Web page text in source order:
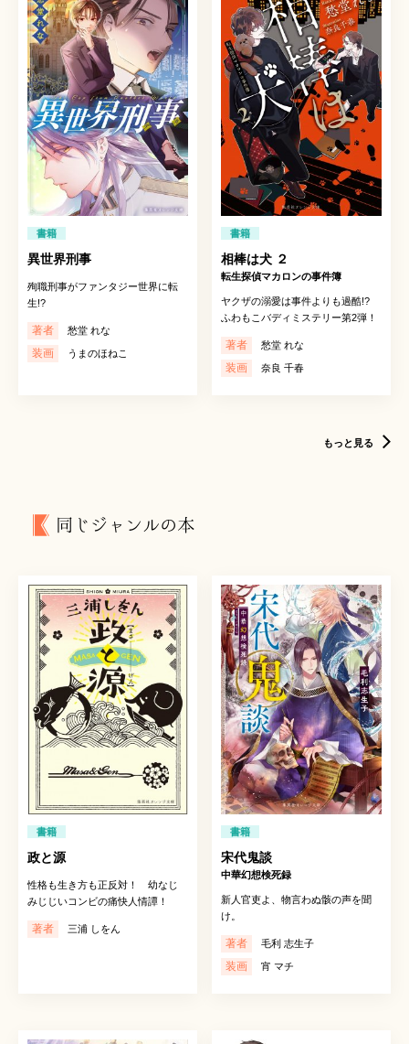
書籍
異世界刑事
殉職刑事がファンタジー世界に転
生!?
著者 愁堂 れな
装画 うまのほねこ
書籍
相棒は犬 ２
転生探偵マカロンの事件簿
ヤクザの溺愛は事件よりも過酷!?
ふわもこバディミステリー第2弾！
著者 愁堂 れな
装画 奈良 千春
もっと見る
同じジャンルの本
書籍
政と源
性格も生き方も正反対！ 幼なじ
みじじいコンビの痛快人情譚！
著者 三浦 しをん
書籍
宋代鬼談
中華幻想検死録
新人官吏よ、物言わぬ骸の声を聞
け。
著者 毛利 志生子
装画 宵 マチ